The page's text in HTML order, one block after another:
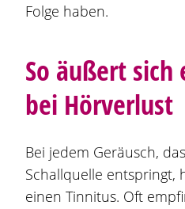
Folge haben.
So äußert sich
bei Hörverlust
Bei jedem Geräusch,
Schallquelle entspringt,
einen Tinnitus. Oft